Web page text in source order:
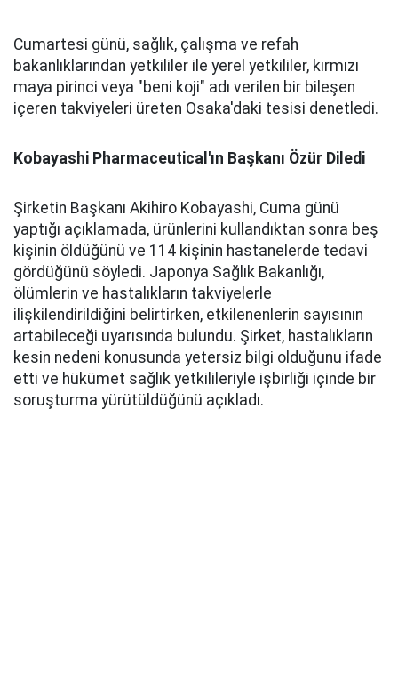
Cumartesi günü, sağlık, çalışma ve refah
bakanlıklarından yetkililer ile yerel yetkililer, kırmızı
maya pirinci veya "beni koji" adı verilen bir bileşen
içeren takviyeleri üreten Osaka'daki tesisi denetledi.
Kobayashi Pharmaceutical'ın Başkanı Özür Diledi
Şirketin Başkanı Akihiro Kobayashi, Cuma günü
yaptığı açıklamada, ürünlerini kullandıktan sonra beş
kişinin öldüğünü ve 114 kişinin hastanelerde tedavi
gördüğünü söyledi. Japonya Sağlık Bakanlığı,
ölümlerin ve hastalıkların takviyelerle
ilişkilendirildiğini belirtirken, etkilenenlerin sayısının
artabileceği uyarısında bulundu. Şirket, hastalıkların
kesin nedeni konusunda yetersiz bilgi olduğunu ifade
etti ve hükümet sağlık yetkilileriyle işbirliği içinde bir
soruşturma yürütüldüğünü açıkladı.